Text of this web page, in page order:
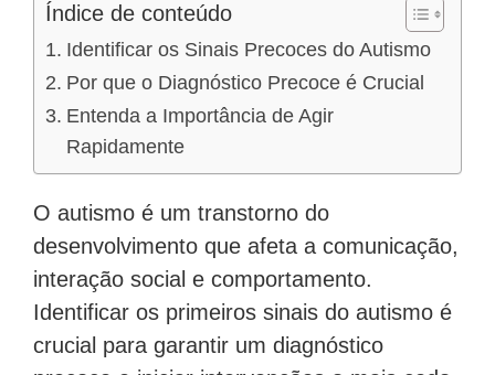
Índice de conteúdo
Identificar os Sinais Precoces do Autismo
Por que o Diagnóstico Precoce é Crucial
Entenda a Importância de Agir
Rapidamente
O autismo é um transtorno do
desenvolvimento que afeta a comunicação,
interação social e comportamento.
Identificar os primeiros sinais do autismo é
crucial para garantir um diagnóstico